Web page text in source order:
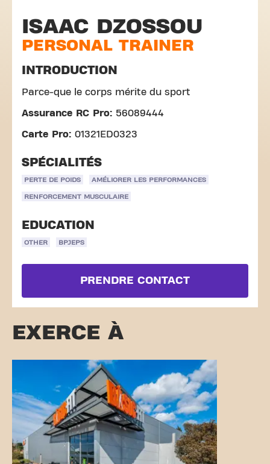
ISAAC DZOSSOU
PERSONAL TRAINER
INTRODUCTION
Parce-que le corps mérite du sport
Assurance RC Pro: 56089444
Carte Pro: 01321ED0323
SPÉCIALITÉS
PERTE DE POIDS AMÉLIORER LES PERFORMANCES
RENFORCEMENT MUSCULAIRE
EDUCATION
OTHER BPJEPS
PRENDRE CONTACT
EXERCE À